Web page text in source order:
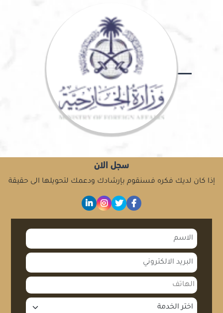
سجل الان
إذا كان لديك فكره فسنقوم بإرشادك ودعمك لتحويلها الى حقيقة